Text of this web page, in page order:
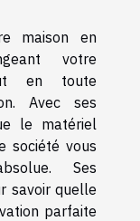
maison en
votre
en toute
Avec ses
le matériel
société vous
Ses
savoir quelle
parfaite